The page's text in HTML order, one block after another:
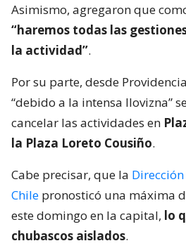
Asimismo, agregaron que
“haremos todas las
la actividad”.
Por su parte, desde
“debido a la intensa llovizna”
cancelar las actividades en
la Plaza Loreto Cousiño.
Cabe precisar, que la
Chile pronosticó una máxima
este domingo en la capital, lo
chubascos aislados.